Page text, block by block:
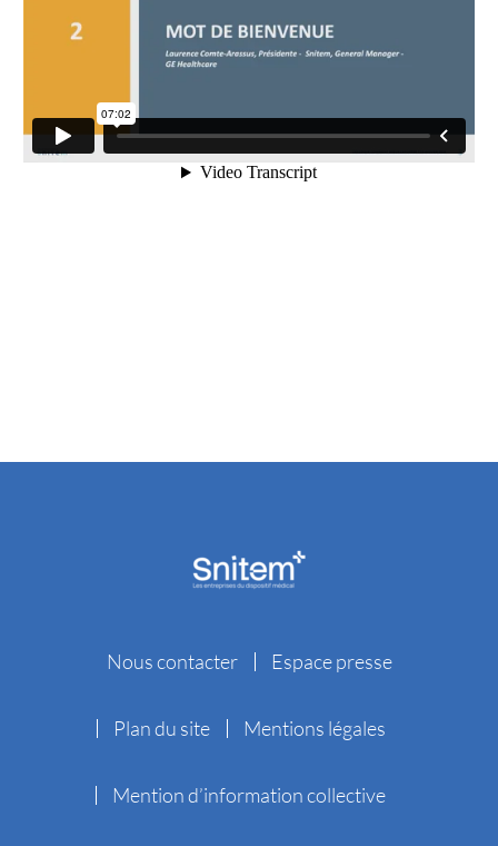
Nous contacter Espace presse
Plan du site Mentions légales
Mention d’information collective